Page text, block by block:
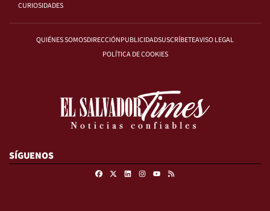
CURIOSIDADES
QUIÉNES SOMOSDIRECCIÓNPUBLICIDADSUSCRÍBETEAVISO LEGAL
POLÍTICA DE COOKIES
SÍGUENOS
FacebookLinkedinInstagramRSS